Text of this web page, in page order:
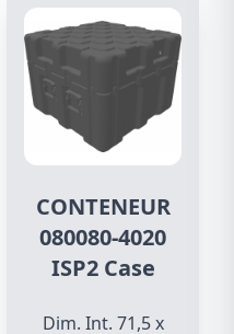
CONTENEUR
080080-4020
ISP2 Case
Dim. Int. 71,5 x